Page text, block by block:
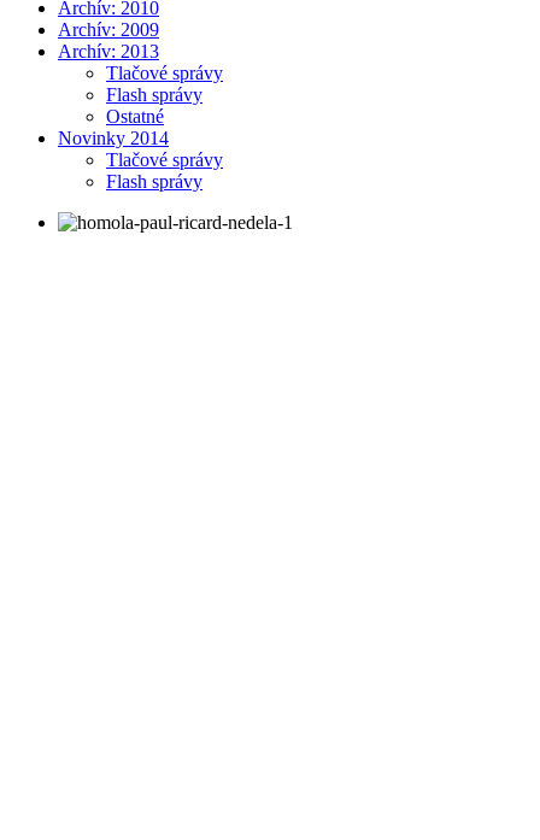
Archív: 2010
Archív: 2009
Archív: 2013
Tlačové správy
Flash správy
Ostatné
Novinky 2014
Tlačové správy
Flash správy